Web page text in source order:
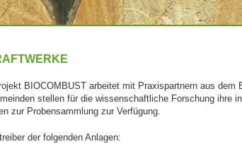
BIOCOMBUST arbeitet mit Praxispartnern aus dem
stellen für die wissenschaftliche Forschung ihre
zur Probensammlung zur Verfügung.
der folgenden Anlagen: